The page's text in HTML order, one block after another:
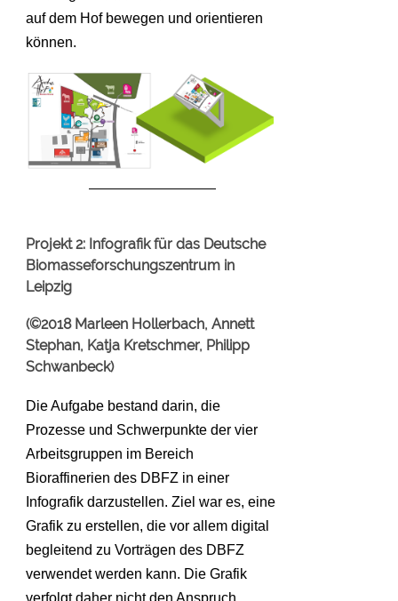
auf dem Hof bewegen und orientieren
können.
Projekt 2: Infografik für das Deutsche
Biomasseforschungszentrum in
Leipzig
(©2018 Marleen Hollerbach, Annett
Stephan, Katja Kretschmer, Philipp
Schwanbeck)
Die Aufgabe bestand darin, die
Prozesse und Schwerpunkte der vier
Arbeitsgruppen im Bereich
Bioraffinerien des DBFZ in einer
Infografik darzustellen. Ziel war es, eine
Grafik zu erstellen, die vor allem digital
begleitend zu Vorträgen des DBFZ
verwendet werden kann. Die Grafik